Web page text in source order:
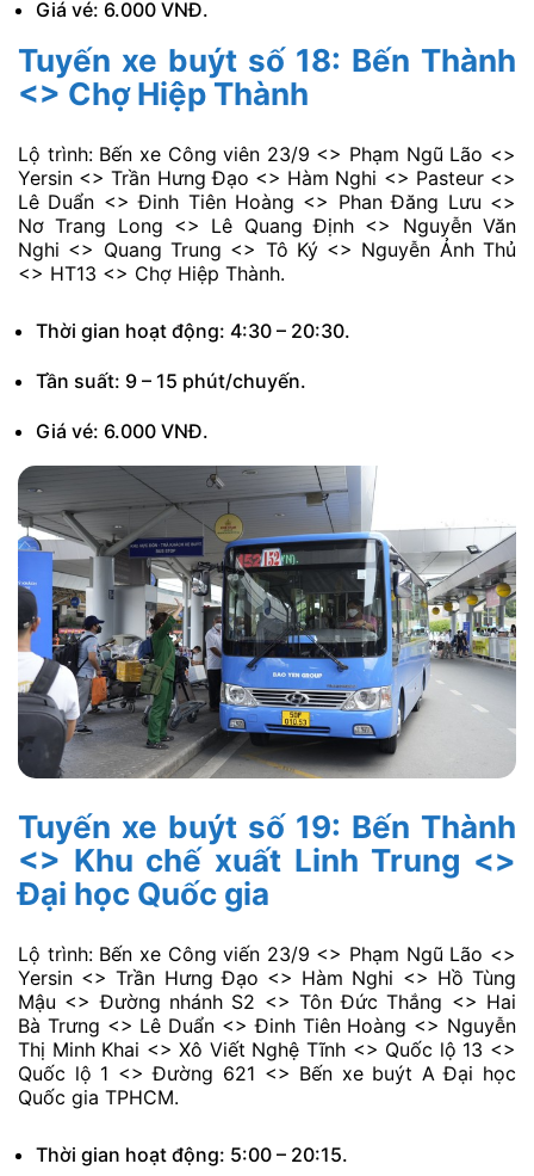
Lộ trình: Bến xe buýt Chợ Lớn – Ga A <> Lê Quang
Sung <> Nguyễn Thị Nhỏ <> Hồng Bàng <> Tân Hoà
Đông <> Trương Phước Phan <> Chiến Lược <> Đất
Mới <> Hương lộ 2 <> Mã Lò <> Tân Kỳ Tân Quý <>
Trọng Tấn <> Dương Đức Hiền <> Chế Lan Viên <>
Trường Chinh <> Bến xe buýt Tân Phú.
Thời gian hoạt động: 5:00 – 18:00.
Tần suất: 20 – 30 phút/chuyến.
Giá vé: 6.000 VNĐ.
Tuyến xe buýt số 18: Bến Thành
Lộ trình: Bến xe Công viên 23/9 <> Phạm Ngũ Lão <>
Yersin <> Trần Hưng Đạo <> Hàm Nghi <> Pasteur <>
Lê Duẩn <> Đinh Tiên Hoàng <> Phan Đăng Lưu <>
Nơ Trang Long <> Lê Quang Định <> Nguyễn Văn
Nghi <> Quang Trung <> Tô Ký <> Nguyễn Ảnh Thủ
<> HT13 <> Chợ Hiệp Thành.
Thời gian hoạt động: 4:30 – 20:30.
Tần suất: 9 – 15 phút/chuyến.
Giá vé: 6.000 VNĐ.
Tuyến xe buýt số 19: Bến Thành